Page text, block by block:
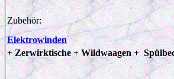
Zubehör:
Elektrowinden
+ Zerwirktische + Wildwaagen +